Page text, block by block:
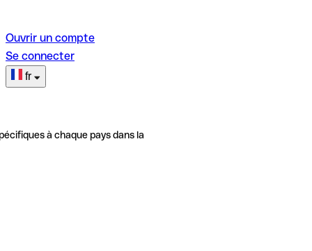
Ouvrir un compte
Se connecter
fr
à chaque pays dans la